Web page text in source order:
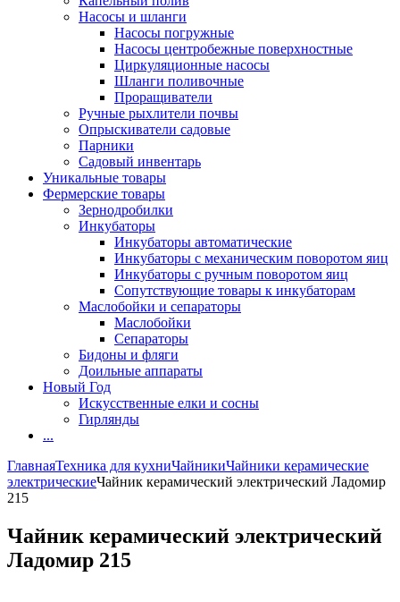
Насосы и шланги
Насосы погружные
Насосы центробежные поверхностные
Циркуляционные насосы
Шланги поливочные
Проращиватели
Ручные рыхлители почвы
Опрыскиватели садовые
Парники
Садовый инвентарь
Уникальные товары
Фермерские товары
Зернодробилки
Инкубаторы
Инкубаторы автоматические
Инкубаторы с механическим поворотом яиц
Инкубаторы с ручным поворотом яиц
Сопутствующие товары к инкубаторам
Маслобойки и сепараторы
Маслобойки
Сепараторы
Бидоны и фляги
Доильные аппараты
Новый Год
Искусственные елки и сосны
Гирлянды
...
ГлавнаяТехника для кухниЧайникиЧайники керамические
электрическиеЧайник керамический электрический Ладомир
215
Чайник керамический электрический
Ладомир 215